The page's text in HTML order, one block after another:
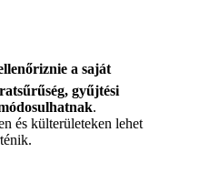
a saját
gyűjtési
.
és külterületeken lehet